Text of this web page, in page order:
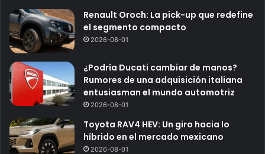
Renault Oroch: La pick-up que redefine
el segmento compacto
2026-08-01
¿Podría Ducati cambiar de manos?
Rumores de una adquisición italiana
entusiasman el mundo automotriz
2026-08-01
Toyota RAV4 HEV: Un giro hacia lo
híbrido en el mercado mexicano
2026-08-01